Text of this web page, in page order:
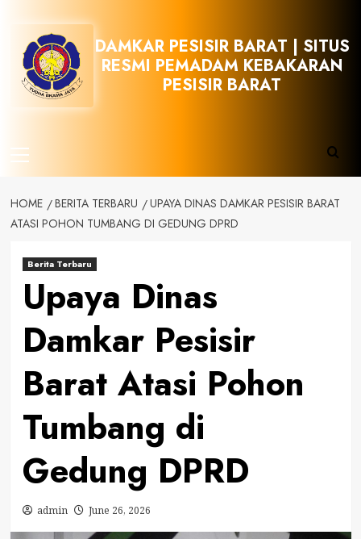
content
DAMKAR PESISIR BARAT | SITUS
RESMI PEMADAM KEBAKARAN
PESISIR BARAT
Menu
HOME BERITA TERBARU
UPAYA DINAS DAMKAR PESISIR BARAT
ATASI POHON TUMBANG DI GEDUNG DPRD
Berita Terbaru
Upaya Dinas
Damkar Pesisir
Barat Atasi Pohon
Tumbang di
Gedung DPRD
admin June 26, 2026